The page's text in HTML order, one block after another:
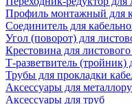
Профиль монтажный для
Соединитель для
Угол (поворот) для
Крестовина для
Т-разветвитель (тройник)
Трубы для прокладки
Аксессуары для
Аксессуары для труб